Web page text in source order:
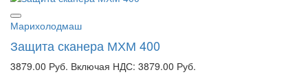
Оборудование для музеев
Ротоформовочное оборудование
Марихолодмаш
Защита сканера МХМ 400
3879.00 Руб. Включая НДС: 3879.00 Руб.